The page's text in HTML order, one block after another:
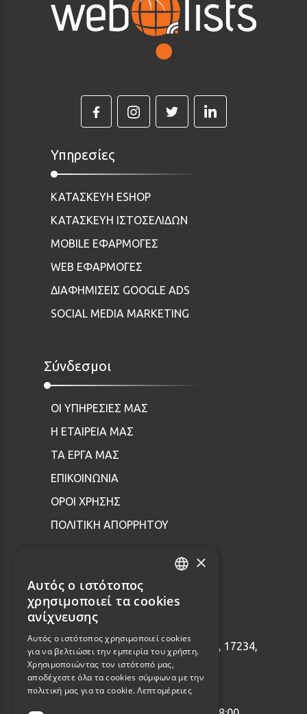
Υπηρεσίες
ΚΑΤΑΣΚΕΥΗ ESHOP
ΚΑΤΑΣΚΕΥΗ ΙΣΤΟΣΕΛΙΔΩΝ
MOBILE ΕΦΑΡΜΟΓΕΣ
WEB ΕΦΑΡΜΟΓΕΣ
ΔΙΑΦΗΜΙΣΕΙΣ GOOGLE ADS
SOCIAL MEDIA MARKETING
Σύνδεσμοι
ΟΙ ΥΠΗΡΕΣΙΕΣ ΜΑΣ
Η ΕΤΑΙΡΕΙΑ ΜΑΣ
ΤΑ ΕΡΓΑ ΜΑΣ
ΕΠΙΚΟΙΝΩΝΙΑ
ΟΡΟΙ ΧΡΗΣΗΣ
ΠΟΛΙΤΙΚΗ ΑΠΟΡΡΗΤΟΥ
Επικοινωνία
2114001465
Εθνάρχου Μακαρίου 92, Δάφνη, 17234,
Ελλάδα
info@webalists.gr
×
Αυτός ο ιστότοπος
χρησιμοποιεί τα cookies
ανίχνευσης
Αυτός ο ιστότοπος χρησιμοποιεί cookies
για να βελτιώσει την εμπειρία του χρήστη.
Χρησιμοποιώντας τον ιστότοπό μας,
αποδέχεστε όλα τα cookies σύμφωνα με την
πολιτική μας για τα cookie. Λεπτομέρειες